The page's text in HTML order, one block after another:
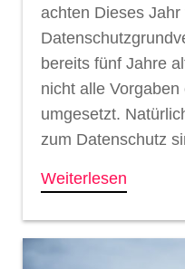
achten Dieses Jahr
bereits fünf Jahre
nicht alle
umgesetzt.
zum Datenschutz
Weiterlesen